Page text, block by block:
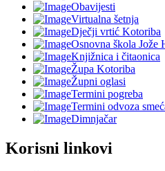
Obavijesti
Virtualna šetnja
Dječji vrtić Kotoriba
Osnovna škola Jože
Knjižnica i čitaonica
Župa Kotoriba
Župni oglasi
Termini pogreba
Termini odvoza
Dimnjačar
Korisni linkovi